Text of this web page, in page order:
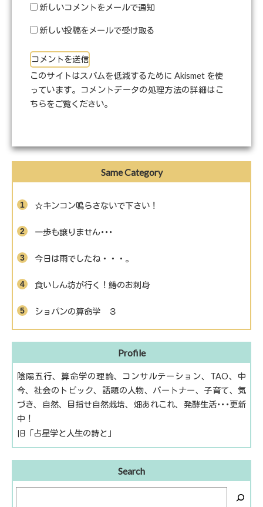
新しいコメントをメールで通知
新しい投稿をメールで受け取る
このサイトはスパムを低減するために Akismet を使
っています。
コメントデータの処理方法の詳細はこ
ちらをご覧ください。
Same Category
☆キンコン鳴らさないで下さい！
一歩も譲りません･･･
今日は雨でしたね・・・。
食いしん坊が行く！鰆のお刺身
ショパンの算命学 ３
Profile
陰陽五行、算命学の理論、コンサルテーション、TAO、中
今、社会のトピック、話題の人物、パートナー、子育て、気
づき、自然、目指せ自然栽培、畑あれこれ、発酵生活･･･更新
中！
旧「占星学と人生の詩と」
Search